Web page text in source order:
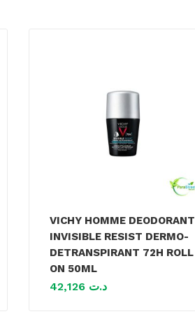
VICHY HOMME DEODORANT
INVISIBLE RESIST DERMO-
DETRANSPIRANT 72H ROLL
ON 50ML
د.ت